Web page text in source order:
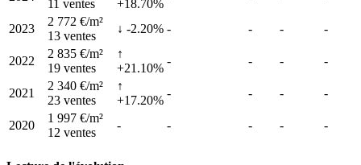
11 ventes
+18.70%
2023
2 772 €/m²
13 ventes
↓ -2.20% - - - -
2022
2 835 €/m²
19 ventes
↑
+21.10%
- - - -
2021
2 340 €/m²
23 ventes
↑
+17.20%
- - - -
2020
1 997 €/m²
12 ventes
- - - - -